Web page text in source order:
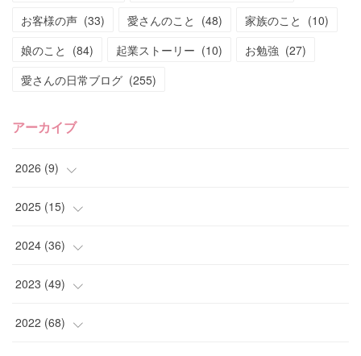
お客様の声 (33) 愛さんのこと (48) 家族のこと (10)
娘のこと (84) 起業ストーリー (10) お勉強 (27)
愛さんの日常ブログ (255)
アーカイブ
2026 (9)
(4)
(2)
(1)
(2)
2025 (15)
(4)
(2)
(2)
2024 (36)
(2)
(2)
2023 (49)
(1)
2022 (68)